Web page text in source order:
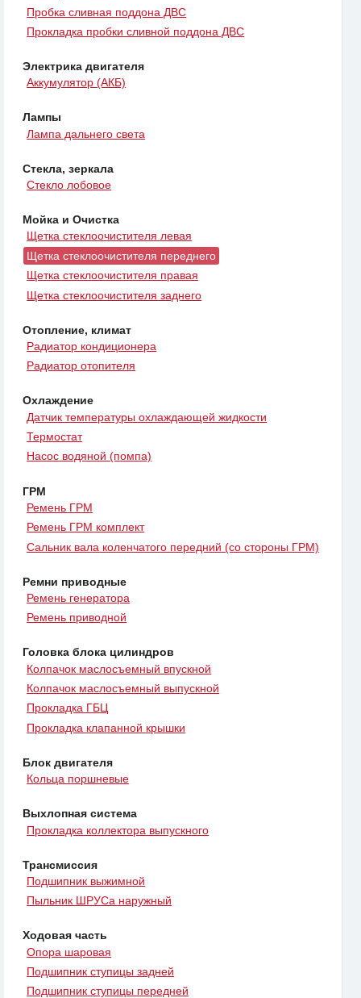
Пробка сливная поддона ДВС
Прокладка пробки сливной поддона ДВС
Электрика двигателя
Аккумулятор (АКБ)
Лампы
Лампа дальнего света
Стекла, зеркала
Стекло лобовое
Мойка и Очистка
Щетка стеклоочистителя левая
Щетка стеклоочистителя переднего
Щетка стеклоочистителя правая
Щетка стеклоочистителя заднего
Отопление, климат
Радиатор кондиционера
Радиатор отопителя
Охлаждение
Датчик температуры охлаждающей жидкости
Термостат
Насос водяной (помпа)
ГРМ
Ремень ГРМ
Ремень ГРМ комплект
Сальник вала коленчатого передний (со стороны ГРМ)
Ремни приводные
Ремень генератора
Ремень приводной
Головка блока цилиндров
Колпачок маслосъемный впускной
Колпачок маслосъемный выпускной
Прокладка ГБЦ
Прокладка клапанной крышки
Блок двигателя
Кольца поршневые
Выхлопная система
Прокладка коллектора выпускного
Трансмиссия
Подшипник выжимной
Пыльник ШРУСа наружный
Ходовая часть
Опора шаровая
Подшипник ступицы задней
Подшипник ступицы передней